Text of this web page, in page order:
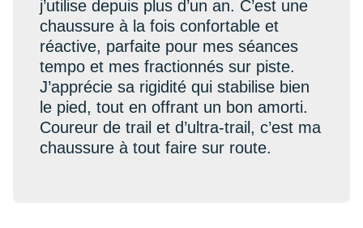
j’utilise depuis plus d’un an. C’est une
chaussure à la fois confortable et
réactive, parfaite pour mes séances
tempo et mes fractionnés sur piste.
J’apprécie sa rigidité qui stabilise bien
le pied, tout en offrant un bon amorti.
Coureur de trail et d’ultra-trail, c’est ma
chaussure à tout faire sur route.
+ Voir tous lesaccessoires
Odlo
On-Running
Orca
OVERSTIMS
Patagonia